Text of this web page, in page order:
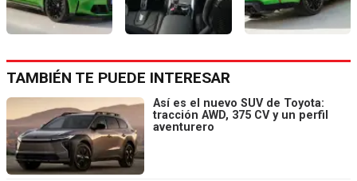
TAMBIÉN TE PUEDE INTERESAR
Así es el nuevo SUV de Toyota:
tracción AWD, 375 CV y un perfil
aventurero